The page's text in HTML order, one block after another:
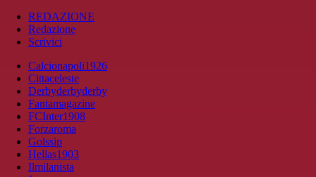
REDAZIONE
Redazione
Scrivici
Calcionapoli1926
Cittaceleste
Derbyderbyderby
Fantamagazine
FCInter1908
Forzaroma
Golssip
Hellas1903
Ilmilanista